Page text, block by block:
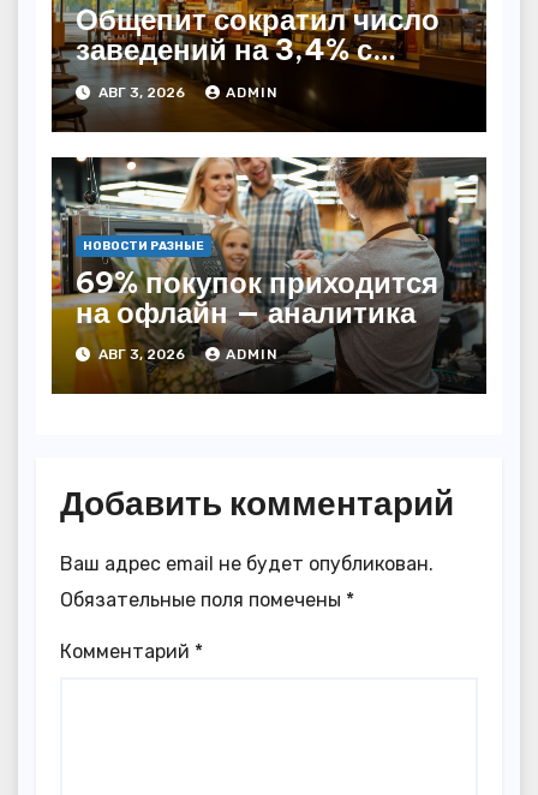
Общепит сократил число
заведений на 3,4% с
начала года — INFOLine
АВГ 3, 2026 ADMIN
НОВОСТИ РАЗНЫЕ
69% покупок приходится
на офлайн — аналитика
АВГ 3, 2026 ADMIN
Добавить комментарий
Ваш адрес email не будет опубликован.
Обязательные поля помечены *
Комментарий *